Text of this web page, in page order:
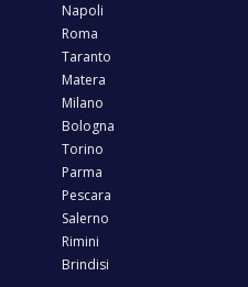
Napoli
Roma
Taranto
Matera
Milano
Bologna
Torino
Parma
Pescara
Salerno
Rimini
Brindisi